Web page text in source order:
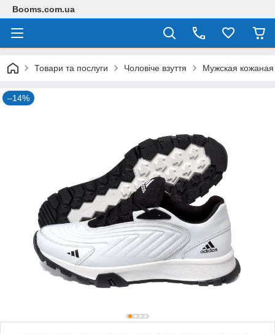
Booms.com.ua
Товари та послуги Чоловіче взуття Мужская
–14%